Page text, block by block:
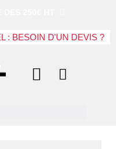
: BESOIN D'UN DEVIS ?